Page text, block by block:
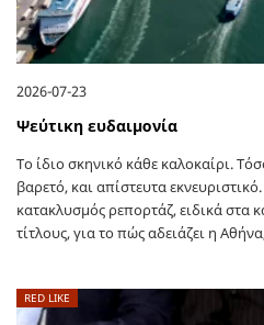
2026-07-23
Ψεύτικη ευδαιμονία
Το ίδιο σκηνικό κάθε καλοκαίρι.
βαρετό, και απίστευτα
κατακλυσμός ρεπορτάζ, ειδικά στα
τίτλους, για το πώς αδειάζει η
RED LIKE